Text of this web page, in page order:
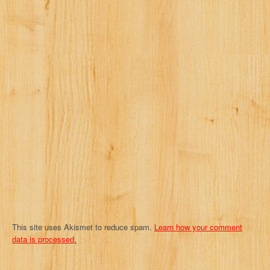
g
t
This site uses Akismet to reduce spam. Learn how your comment
data is processed.